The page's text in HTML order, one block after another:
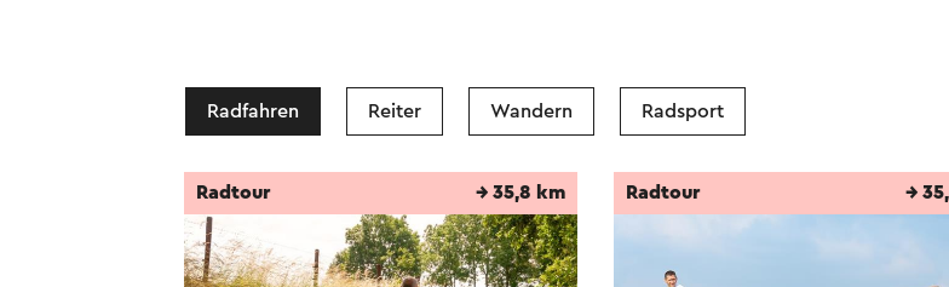
Radfahren Reiter Wandern Radsport
Radtour → 35,8 km Radtour →